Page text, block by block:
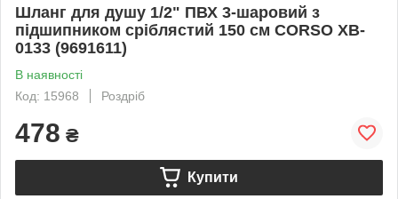
Шланг для душу 1/2" ПВХ 3-шаровий з
підшипником сріблястий 150 см CORSO XB-
0133 (9691611)
В наявності
Код: 15968
Роздріб
478 ₴
Купити